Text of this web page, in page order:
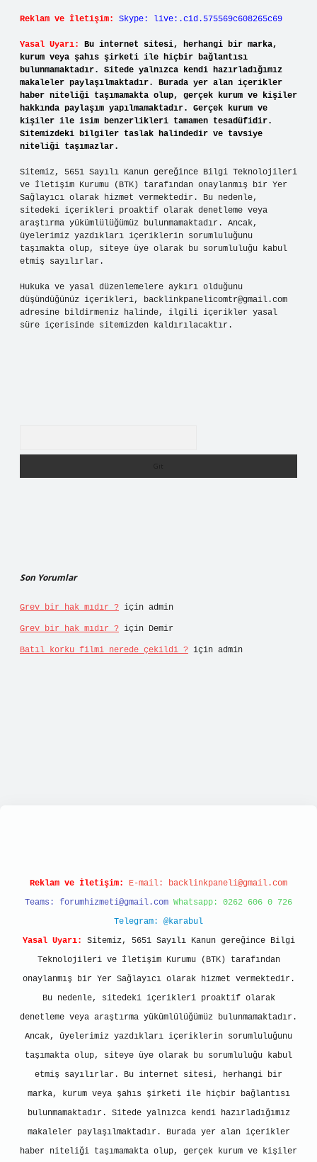
Reklam ve İletişim: Skype: live:.cid.575569c608265c69
Yasal Uyarı:
Bu internet sitesi, herhangi bir marka,
kurum veya şahıs şirketi ile hiçbir bağlantısı
bulunmamaktadır. Sitede yalnızca kendi hazırladığımız
makaleler paylaşılmaktadır. Burada yer alan içerikler
haber niteliği taşımamakta olup, gerçek kurum ve kişiler
hakkında paylaşım yapılmamaktadır. Gerçek kurum ve
kişiler ile isim benzerlikleri tamamen tesadüfidir.
Sitemizdeki bilgiler taslak halindedir ve tavsiye
niteliği taşımazlar.
Sitemiz, 5651 Sayılı Kanun gereğince Bilgi Teknolojileri
ve İletişim Kurumu (BTK) tarafından onaylanmış bir Yer
Sağlayıcı olarak hizmet vermektedir. Bu nedenle,
sitedeki içerikleri proaktif olarak denetleme veya
araştırma yükümlülüğümüz bulunmamaktadır. Ancak,
üyelerimiz yazdıkları içeriklerin sorumluluğunu
taşımakta olup, siteye üye olarak bu sorumluluğu kabul
etmiş sayılırlar.
Hukuka ve yasal düzenlemelere aykırı olduğunu
düşündüğünüz içerikleri, backlinkpanelicomtr@gmail.com
adresine bildirmeniz halinde, ilgili içerikler yasal
süre içerisinde sitemizden kaldırılacaktır.
Son Yorumlar
Grev bir hak mıdır ? için admin
Grev bir hak mıdır ? için Demir
Batıl korku filmi nerede çekildi ? için admin
Reklam ve İletişim: E-mail: backlinkpaneli@gmail.com
Teams: forumhizmeti@gmail.com Whatsapp: 0262 606 0 726
Telegram: @karabul
Yasal Uyarı:
Sitemiz, 5651 Sayılı Kanun gereğince Bilgi
Teknolojileri ve İletişim Kurumu (BTK) tarafından
onaylanmış bir Yer Sağlayıcı olarak hizmet vermektedir.
Bu nedenle, sitedeki içerikleri proaktif olarak
denetleme veya araştırma yükümlülüğümüz bulunmamaktadır.
Ancak, üyelerimiz yazdıkları içeriklerin sorumluluğunu
taşımakta olup, siteye üye olarak bu sorumluluğu kabul
etmiş sayılırlar. Bu internet sitesi, herhangi bir
marka, kurum veya şahıs şirketi ile hiçbir bağlantısı
bulunmamaktadır. Sitede yalnızca kendi hazırladığımız
makaleler paylaşılmaktadır. Burada yer alan içerikler
haber niteliği taşımamakta olup, gerçek kurum ve kişiler